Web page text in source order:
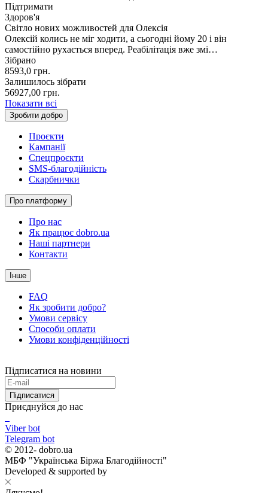
Підтримати
Здоров'я
Світло нових можливостей для Олексія
Олексій колись не міг ходити, а сьогодні йому 20 і він
самостійно рухається вперед. Реабілітація вже змі…
Зібрано
8593,0 грн.
Залишилось зібрати
56927,00 грн.
Показати всі
Зробити добро
Проєкти
Кампанії
Спецпроєкти
SMS-благодійність
Скарбнички
Про платформу
Про нас
Як працює dobro.ua
Наші партнери
Контакти
Інше
FAQ
Як зробити добро?
Умови сервісу
Способи оплати
Умови конфіденційності
Підписатися на новини
Підписатися
Приєднуйся до нас
Viber bot
Telegram bot
© 2012- dobro.ua
МБФ "Українська Біржа Благодійності"
Developed & supported by